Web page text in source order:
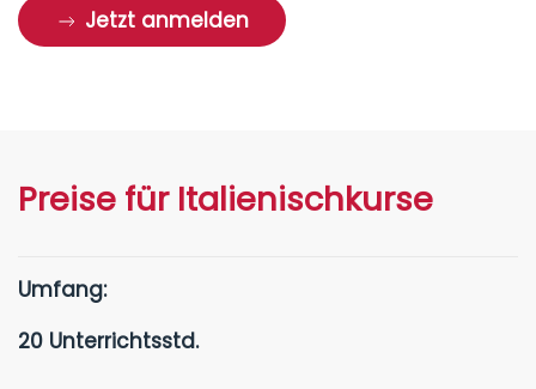
Jetzt anmelden
Preise für Italienischkurse
Umfang:
20 Unterrichtsstd.